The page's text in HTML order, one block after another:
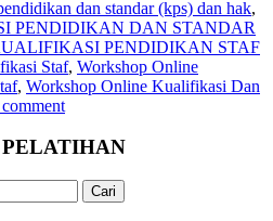
dan standar (kps) dan hak,
PENDIDIKAN DAN STANDAR
PENDIDIKAN STAF
Staf, Workshop Online
, Workshop Online Kualifikasi Dan